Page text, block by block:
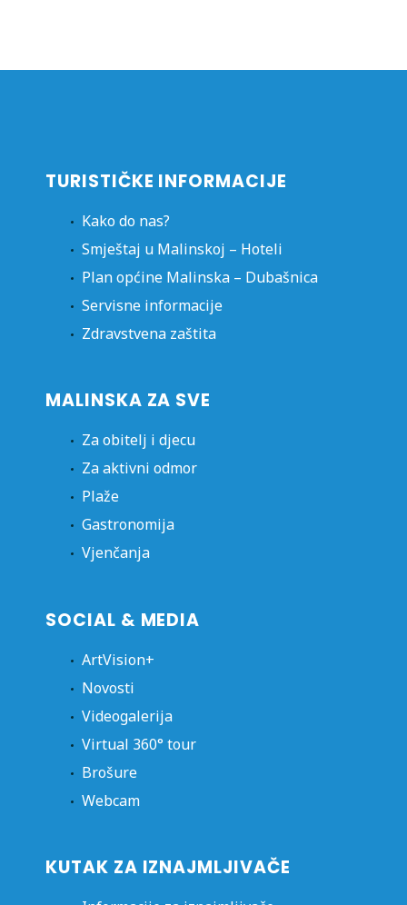
TURISTIČKE INFORMACIJE
Kako do nas?
Smještaj u Malinskoj – Hoteli
Plan općine Malinska – Dubašnica
Servisne informacije
Zdravstvena zaštita
MALINSKA ZA SVE
Za obitelj i djecu
Za aktivni odmor
Plaže
Gastronomija
Vjenčanja
SOCIAL & MEDIA
ArtVision+
Novosti
Videogalerija
Virtual 360° tour
Brošure
Webcam
KUTAK ZA IZNAJMLJIVAČE